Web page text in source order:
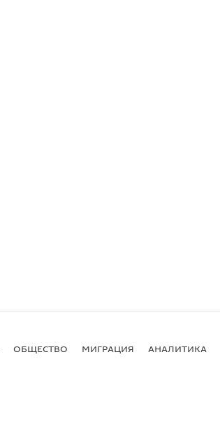
ОБЩЕСТВО МИГРАЦИЯ АНАЛИТИКА